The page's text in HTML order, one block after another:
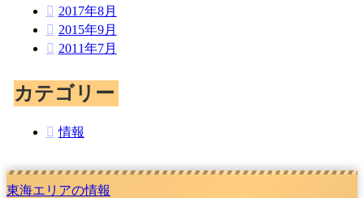
2017年8月
2015年9月
2011年7月
カテゴリー
情報
東海エリアの情報